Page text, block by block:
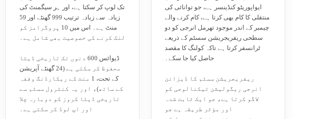
تک لوپ کر سکتا ہے، اور ہر سیگمنٹ کی
زیادہ سے زیادہ ترتیب 999 گھنٹے اور 59
منٹ ہے۔ اس میں 10 پروگرامز کو
لنک کرنے کی خصوصیت بھی شامل ہے۔
ڈیوائس 600 دنوں تک تاریخی ڈیٹا
محفوظ کر سکتی ہے (24 گھنٹے آپریشن
کے تحت، 1 منٹ کے ریکارڈنگ وقفہ
کے ساتھ)، اور یہ کنٹرول سسٹم سے
تاریخی ڈیٹا کروز کو دوبارہ چلا
اور اپ لوڈ کر سکتی ہے۔
ایواپوریٹو کنڈینسر ہے، جو توانائی کی
منتقلی کا کام بھی کرتا ہے، کام کرنے والے
چیمبر کے اندر موجود تھرمل انرجی کو دو
سطحی ریفریجریشن سسٹم کے ذریعے
ٹرانسفر کرتا ہے تاکہ کولنگ کا مقصد
حاصل کیا جا سکے۔
ریفریجریشن سسٹم کا ڈیزائن
انرجی ریگولیشن ٹیکنالوجی کو
لاگو کرتا ہے، جو ایک ثابت شدہ
اور مؤثر طریقہ ہے جو